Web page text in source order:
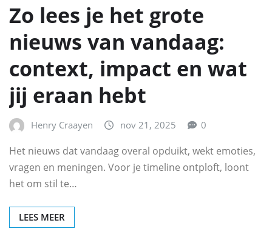
Zo lees je het grote
nieuws van vandaag:
context, impact en wat
jij eraan hebt
Henry Craayen nov 21, 2025 0
Het nieuws dat vandaag overal opduikt, wekt emoties,
vragen en meningen. Voor je timeline ontploft, loont
het om stil te…
LEES MEER